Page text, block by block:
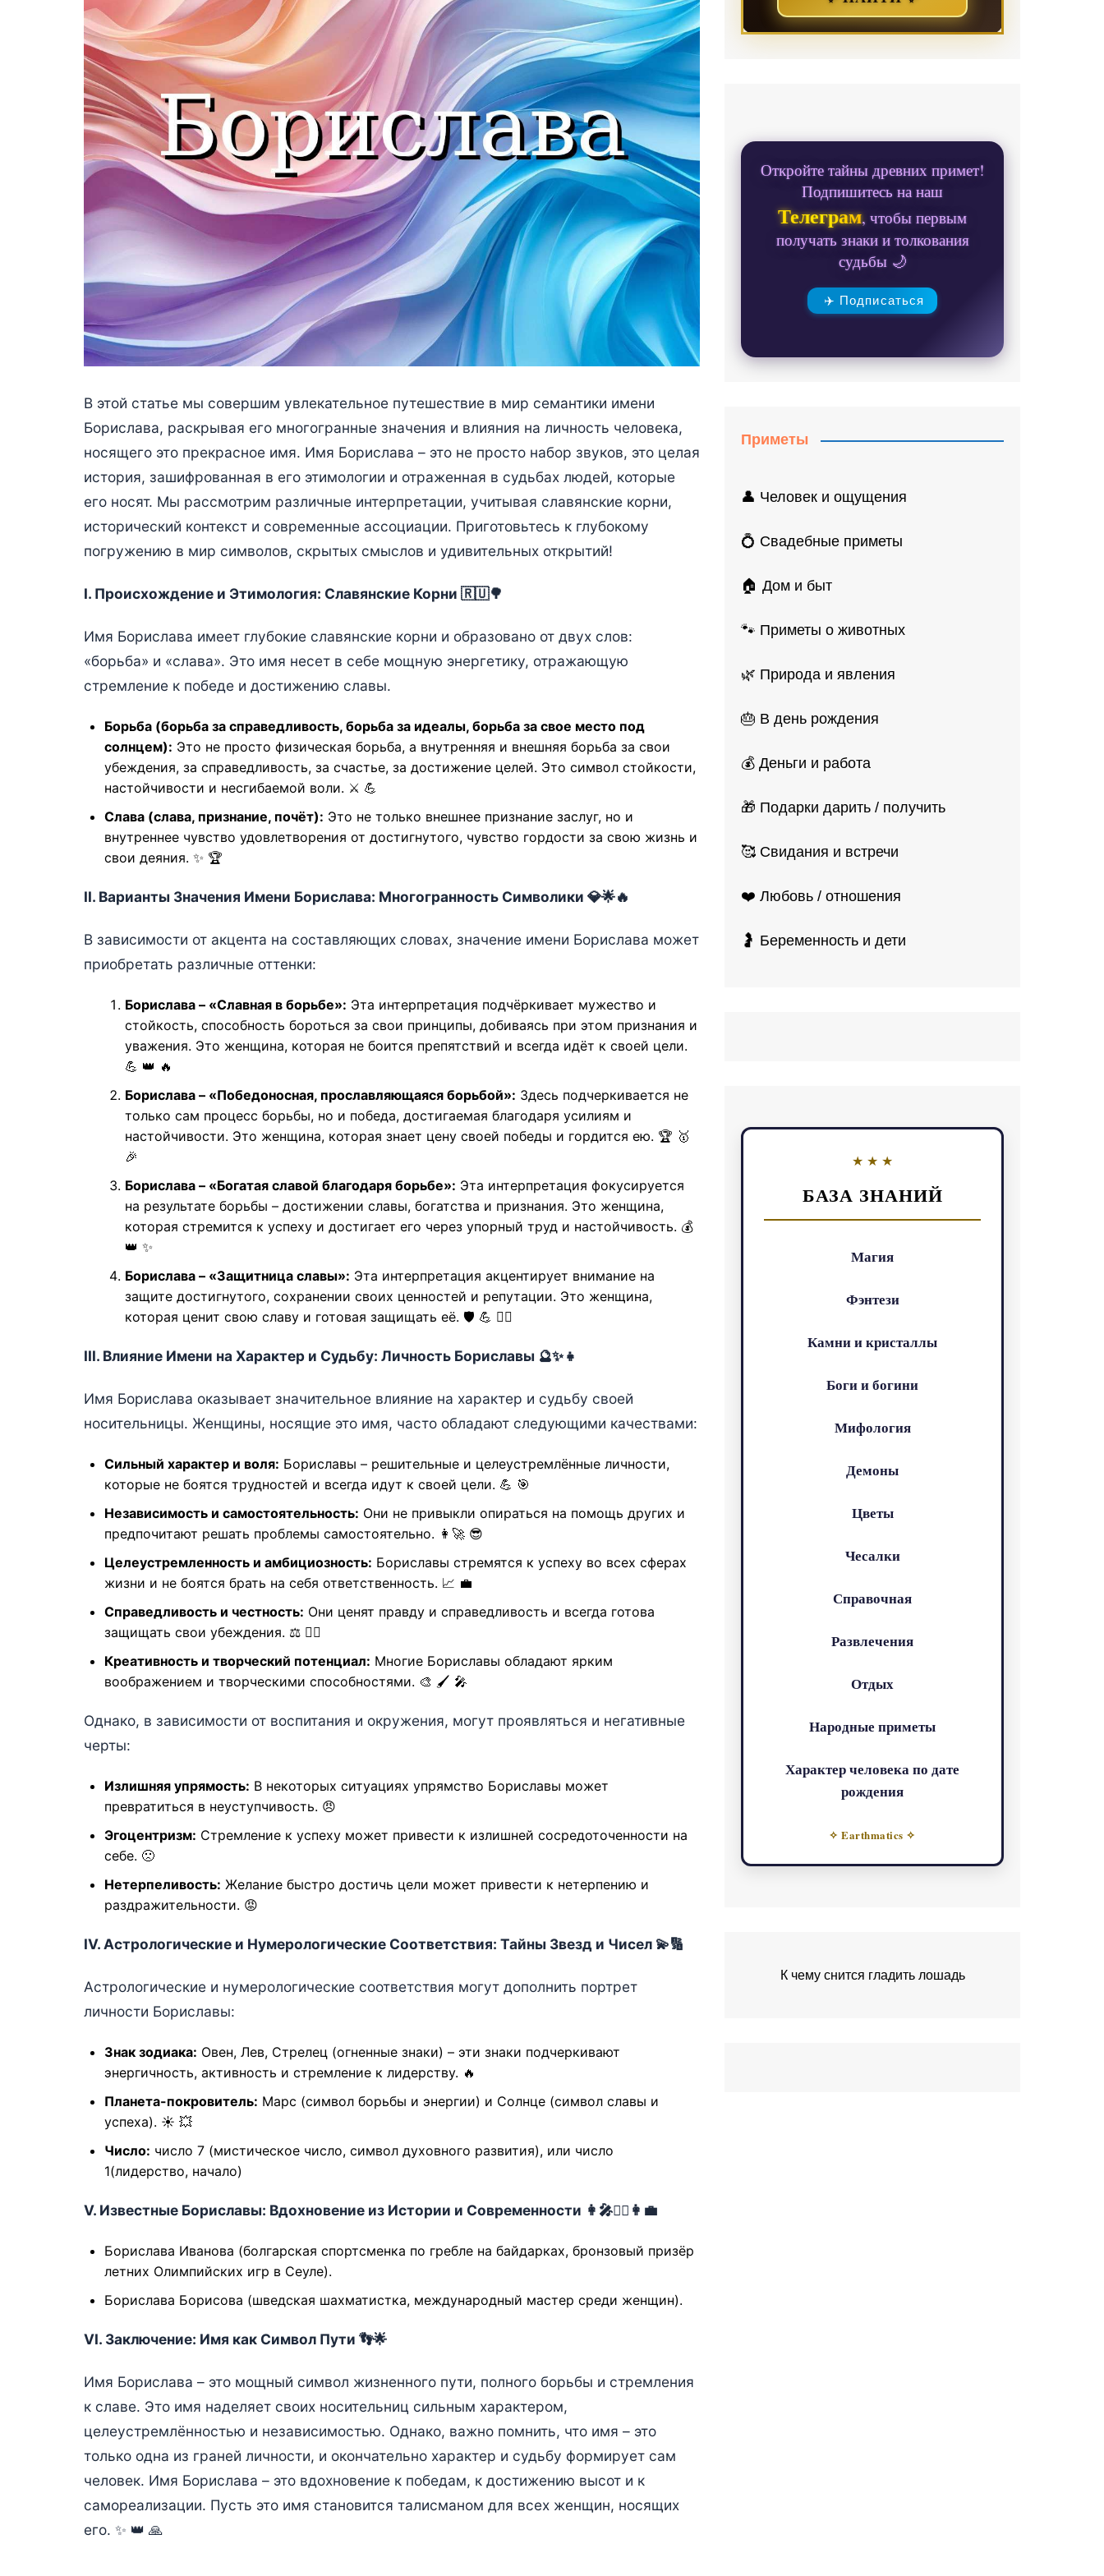
В этой статье мы совершим увлекательное путешествие в мир семантики имени
Борислава, раскрывая его многогранные значения и влияния на личность человека,
носящего это прекрасное имя. Имя Борислава – это не просто набор звуков, это целая
история, зашифрованная в его этимологии и отраженная в судьбах людей, которые
его носят. Мы рассмотрим различные интерпретации, учитывая славянские корни,
исторический контекст и современные ассоциации. Приготовьтесь к глубокому
погружению в мир символов, скрытых смыслов и удивительных открытий!
I. Происхождение и Этимология: Славянские Корни 🇷🇺🌳
Имя Борислава имеет глубокие славянские корни и образовано от двух слов:
«борьба» и «слава». Это имя несет в себе мощную энергетику, отражающую
стремление к победе и достижению славы.
Борьба (борьба за справедливость, борьба за идеалы, борьба за свое место под
солнцем): Это не просто физическая борьба, а внутренняя и внешняя борьба за свои
убеждения, за справедливость, за счастье, за достижение целей. Это символ стойкости,
настойчивости и несгибаемой воли. ⚔️ 💪
Слава (слава, признание, почёт): Это не только внешнее признание заслуг, но и
внутреннее чувство удовлетворения от достигнутого, чувство гордости за свою жизнь и
свои деяния. ✨ 🏆
II. Варианты Значения Имени Борислава: Многогранность Символики 💎🌟🔥
В зависимости от акцента на составляющих словах, значение имени Борислава может
приобретать различные оттенки:
Бориславa – «Славная в борьбе»: Эта интерпретация подчёркивает мужество и
стойкость, способность бороться за свои принципы, добиваясь при этом признания и
уважения. Это женщина, которая не боится препятствий и всегда идёт к своей цели.
💪 👑 🔥
Бориславa – «Победоносная, прославляющаяся борьбой»: Здесь подчеркивается не
только сам процесс борьбы, но и победа, достигаемая благодаря усилиям и
настойчивости. Это женщина, которая знает цену своей победы и гордится ею. 🏆 🥇
🎉
Бориславa – «Богатая славой благодаря борьбе»: Эта интерпретация фокусируется
на результате борьбы – достижении славы, богатства и признания. Это женщина,
которая стремится к успеху и достигает его через упорный труд и настойчивость. 💰
👑 ✨
Бориславa – «Защитница славы»: Эта интерпретация акцентирует внимание на
защите достигнутого, сохранении своих ценностей и репутации. Это женщина,
которая ценит свою славу и готовая защищать её. 🛡️ 💪 👩‍⚕️
III. Влияние Имени на Характер и Судьбу: Личность Бориславы 🔮✨👧
Имя Борислава оказывает значительное влияние на характер и судьбу своей
носительницы. Женщины, носящие это имя, часто обладают следующими качествами:
Сильный характер и воля: Бориславы – решительные и целеустремлённые личности,
которые не боятся трудностей и всегда идут к своей цели. 💪 🎯
Независимость и самостоятельность: Они не привыкли опираться на помощь других и
предпочитают решать проблемы самостоятельно. 👩‍🚀 😎
Целеустремленность и амбициозность: Бориславы стремятся к успеху во всех сферах
жизни и не боятся брать на себя ответственность. 📈 💼
Справедливость и честность: Они ценят правду и справедливость и всегда готовa
защищать свои убеждения. ⚖️ 🙋‍♀️
Креативность и творческий потенциал: Многие Бориславы обладают ярким
воображением и творческими способностями. 🎨 🖌️ 🎤
Однако, в зависимости от воспитания и окружения, могут проявляться и негативные
черты:
Излишняя упрямость: В некоторых ситуациях упрямство Бориславы может
превратиться в неуступчивость. 😠
Эгоцентризм: Стремление к успеху может привести к излишней сосредоточенности на
себе. 🙁
Нетерпеливость: Желание быстро достичь цели может привести к нетерпению и
раздражительности. 😡
IV. Астрологические и Нумерологические Соответствия: Тайны Звезд и Чисел 💫🔢
Астрологические и нумерологические соответствия могут дополнить портрет
личности Бориславы:
Знак зодиака: Овен, Лев, Стрелец (огненные знаки) – эти знаки подчеркивают
энергичность, активность и стремление к лидерству. 🔥
Планета-покровитель: Марс (символ борьбы и энергии) и Солнце (символ славы и
успеха). ☀️ 💥
Число: число 7 (мистическое число, символ духовного развития), или число
1(лидерство, начало)
V. Известные Бориславы: Вдохновение из Истории и Современности 👩‍🎤👩‍⚕️👩‍💼
Борислава Иванова (болгарская спортсменка по гребле на байдарках, бронзовый призёр
летних Олимпийских игр в Сеуле).
Борислава Борисова (шведская шахматистка, международный мастер среди женщин).
VI. Заключение: Имя как Символ Пути 👣🌟
Имя Борислава – это мощный символ жизненного пути, полного борьбы и стремления
к славе. Это имя наделяет своих носительниц сильным характером,
целеустремлённостью и независимостью. Однако, важно помнить, что имя – это
только одна из граней личности, и окончательно характер и судьбу формирует сам
человек. Имя Борислава – это вдохновение к победам, к достижению высот и к
самореализации. Пусть это имя становится талисманом для всех женщин, носящих
его. ✨ 👑 🙏
Откройте тайны древних примет!
Подпишитесь на наш
Телеграм, чтобы первым
получать знаки и толкования
судьбы 🌙
✈️ Подписаться
Приметы
👤 Человек и ощущения
💍 Свадебные приметы
🏠 Дом и быт
🐾 Приметы о животных
🌿 Природа и явления
🎂 В день рождения
💰 Деньги и работа
🎁 Подарки дарить / получить
🥰 Свидания и встречи
❤️ Любовь / отношения
🤰 Беременность и дети
БАЗА ЗНАНИЙ
Магия
Фэнтези
Камни и кристаллы
Боги и богини
Мифология
Демоны
Цветы
Чесалки
Справочная
Развлечения
Отдых
Народные приметы
Характер человека по дате
рождения
✧ Earthmatics ✧
К чему снится гладить лошадь